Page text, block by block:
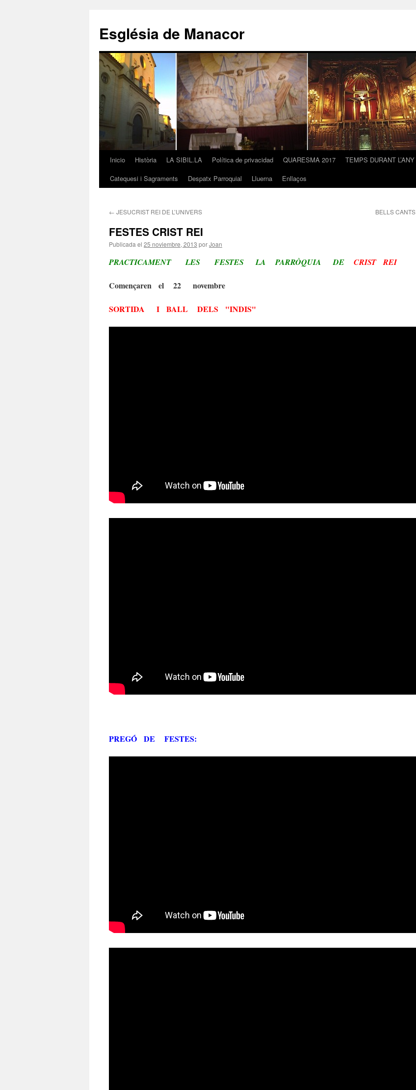
contenido
Església de Manacor
Inicio Història LA SIBIL.LA Política de privacidad QUARESMA 2017 TEMPS DURANT L’ANY
Catequesi i Sagraments
Despatx Parroquial Lluerna Enllaços
← JESUCRIST REI DE L’UNIVERS BELLS CANTS
FESTES CRIST REI
Publicada el 25 noviembre, 2013 porJoan
PRACTICAMENT LES FESTES LA PARRÒQUIA DE CRIST REI
Començaren el 22 novembre
SORTIDA I BALL DELS "INDIS"
PREGÓ DE FESTES: